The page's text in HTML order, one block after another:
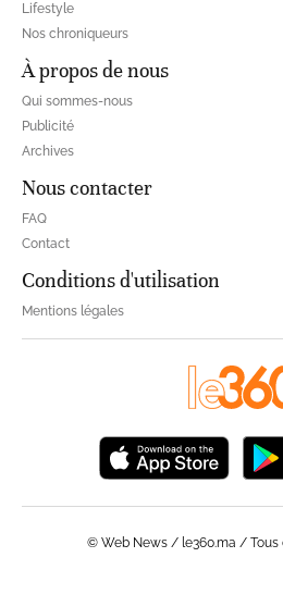
Lifestyle
Nos chroniqueurs
À propos de nous
Qui sommes-nous
Publicité
Archives
Nous contacter
FAQ
Contact
Conditions d'utilisation
Mentions légales
© Web News / le360.ma / Tous